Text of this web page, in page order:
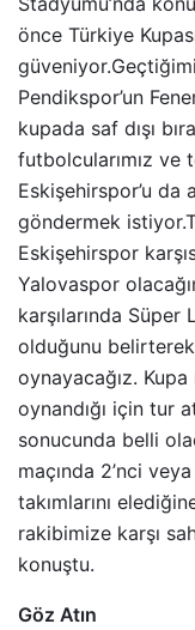
önce Türkiye
Pendikspor’un
kupada saf dışı
futbolcularımız
Eskişehirspor’u da
göndermek
Eskişehirspor
Yalovaspor
karşılarında Süper
olduğunu
oynayacağız.
oynandığı için tur
sonucunda belli
maçında 2’nci veya
takımlarını
rakibimize karşı
konuştu.
Göz Atın